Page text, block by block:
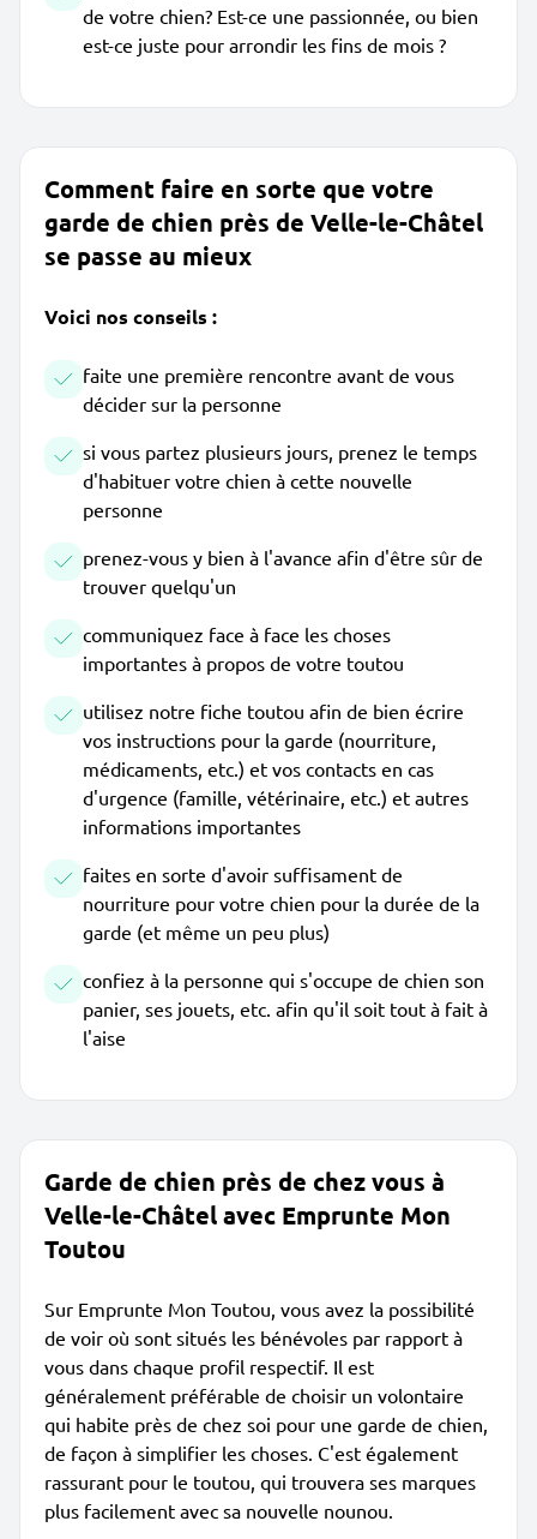
de votre chien? Est-ce une passionnée, ou bien
est-ce juste pour arrondir les fins de mois ?
Comment faire en sorte que votre
garde de chien près de Velle-le-Châtel
se passe au mieux
Voici nos conseils :
faite une première rencontre avant de vous
décider sur la personne
si vous partez plusieurs jours, prenez le temps
d'habituer votre chien à cette nouvelle
personne
prenez-vous y bien à l'avance afin d'être sûr de
trouver quelqu'un
communiquez face à face les choses
importantes à propos de votre toutou
utilisez notre fiche toutou afin de bien écrire
vos instructions pour la garde (nourriture,
médicaments, etc.) et vos contacts en cas
d'urgence (famille, vétérinaire, etc.) et autres
informations importantes
faites en sorte d'avoir suffisament de
nourriture pour votre chien pour la durée de la
garde (et même un peu plus)
confiez à la personne qui s'occupe de chien son
panier, ses jouets, etc. afin qu'il soit tout à fait à
l'aise
Garde de chien près de chez vous à
Velle-le-Châtel avec Emprunte Mon
Toutou
Sur Emprunte Mon Toutou, vous avez la possibilité
de voir où sont situés les bénévoles par rapport à
vous dans chaque profil respectif. Il est
généralement préférable de choisir un volontaire
qui habite près de chez soi pour une garde de chien,
de façon à simplifier les choses. C'est également
rassurant pour le toutou, qui trouvera ses marques
plus facilement avec sa nouvelle nounou.